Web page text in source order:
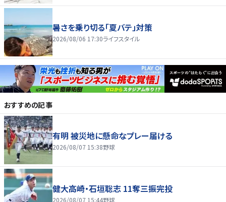
暑さを乗り切る「夏バテ」対策
2026/08/06 17:30ライフスタイル
おすすめの記事
有明 被災地に懸命なプレー届ける
2026/08/07 15:38野球
健大高崎・石垣聡志 11奪三振完投
2026/08/07 15:44野球